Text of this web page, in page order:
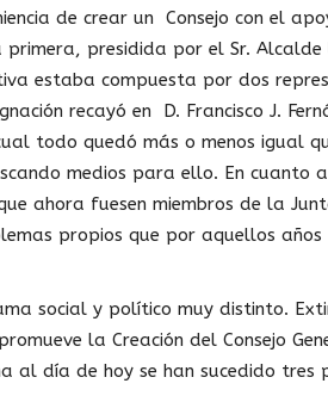
de crear un Consejo con el
primera, presidida por el Sr.
estaba compuesta por dos
recayó en D. Francisco J.
todo quedó más o menos igual
medios para ello. En cuanto
ahora fuesen miembros de la
propios que por aquellos
social y político muy distinto.
la Creación del Consejo
al día de hoy se han sucedido tres